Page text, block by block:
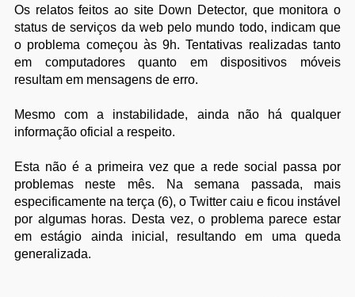
Os relatos feitos ao site Down Detector, que monitora o
status de serviços da web pelo mundo todo, indicam que
o problema começou às 9h. Tentativas realizadas tanto
em computadores quanto em dispositivos móveis
resultam em mensagens de erro.
Mesmo com a instabilidade, ainda não há qualquer
informação oficial a respeito.
Esta não é a primeira vez que a rede social passa por
problemas neste mês. Na semana passada, mais
especificamente na terça (6), o Twitter caiu e ficou instável
por algumas horas. Desta vez, o problema parece estar
em estágio ainda inicial, resultando em uma queda
generalizada.